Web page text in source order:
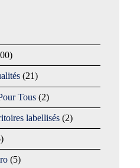
(21)
Tous(2)
labellisés(2)
(5)